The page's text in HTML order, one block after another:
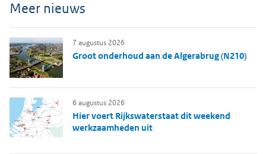
Meer nieuws
Groot onderhoud aan de Algerabrug (N210)
7 augustus 2026
Hier voert Rijkswaterstaat dit weekend
werkzaamheden uit
6 augustus 2026